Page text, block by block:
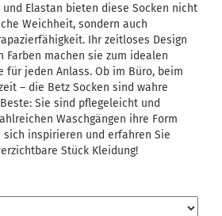
Elastan bieten diese Socken nicht
Weichheit, sondern auch
Ihr zeitloses Design
Farben machen sie zum idealen
für jeden Anlass. Ob im Büro, beim
– die Betz Socken sind wahre
Sie sind pflegeleicht und
Waschgängen ihre Form
sich inspirieren und erfahren Sie
Stück Kleidung!